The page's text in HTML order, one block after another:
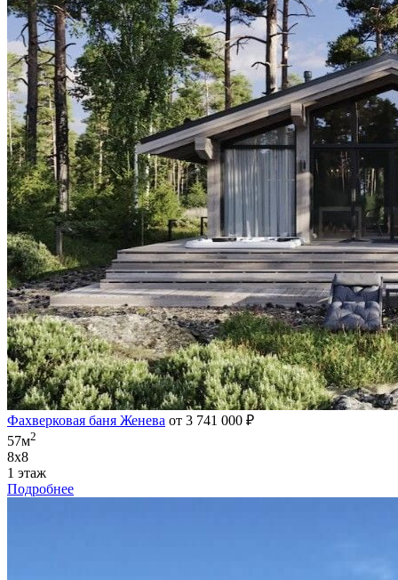
Фахверковая баня Женева от 3 741 000 ₽
57м2
8х8
1 этаж
Подробнее